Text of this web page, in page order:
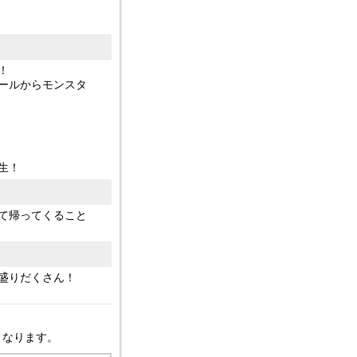
ルからモンスタ
！
帰ってくること
りだくさん！
ります。